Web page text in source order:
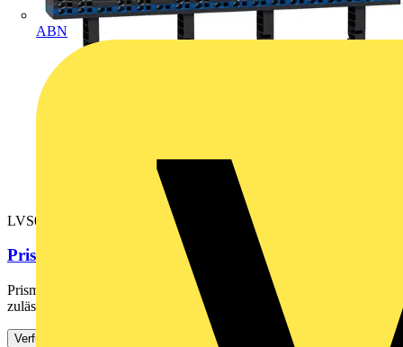
ABN
LVS04014
PrismaSeT-P, Linergy FM, Verteilerblock,...
PrismaSeT P. Linergy FM Verteilerblock 4-polig mit einer
zulässigen Stromstärke bis 200 A mit Einspeiseklemmen für Kabel...
Verfügbar: 2 Händler